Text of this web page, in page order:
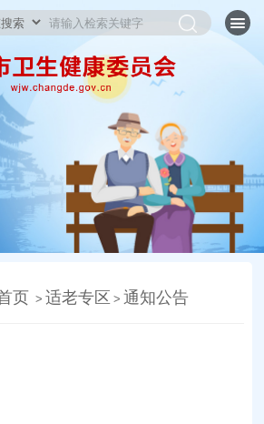
页 > 适老专区 > 通知公告